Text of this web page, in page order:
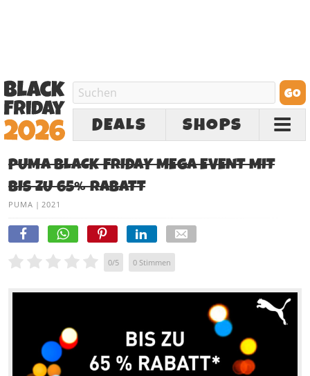
DEALS SHOPS
PUMA BLACK FRIDAY MEGA EVENT MIT
BIS ZU 65% RABATT
PUMA | 2021
0/5 0 Stimmen